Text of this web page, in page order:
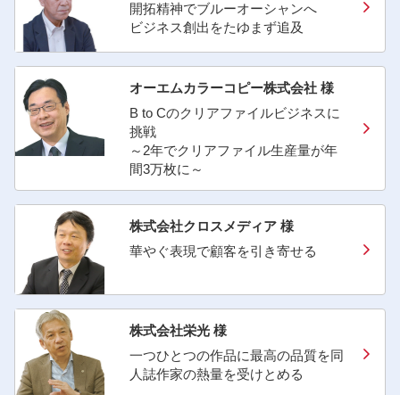
開拓精神でブルーオーシャンへ
ビジネス創出をたゆまず追及
オーエムカラーコピー株式会社 様
B to Cのクリアファイルビジネスに
挑戦
～2年でクリアファイル生産量が年
間3万枚に～
株式会社クロスメディア 様
華やぐ表現で顧客を引き寄せる
株式会社栄光 様
一つひとつの作品に最高の品質を同
人誌作家の熱量を受けとめる